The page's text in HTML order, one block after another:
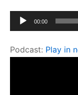
2017
Lecteur
audio
00:00
Podcast: Play in